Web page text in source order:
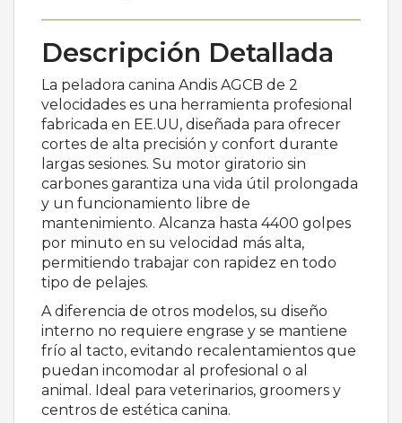
Descripción Detallada
La peladora canina Andis AGCB de 2
velocidades es una herramienta profesional
fabricada en EE.UU, diseñada para ofrecer
cortes de alta precisión y confort durante
largas sesiones. Su motor giratorio sin
carbones garantiza una vida útil prolongada
y un funcionamiento libre de
mantenimiento. Alcanza hasta 4400 golpes
por minuto en su velocidad más alta,
permitiendo trabajar con rapidez en todo
tipo de pelajes.
A diferencia de otros modelos, su diseño
interno no requiere engrase y se mantiene
frío al tacto, evitando recalentamientos que
puedan incomodar al profesional o al
animal. Ideal para veterinarios, groomers y
centros de estética canina.